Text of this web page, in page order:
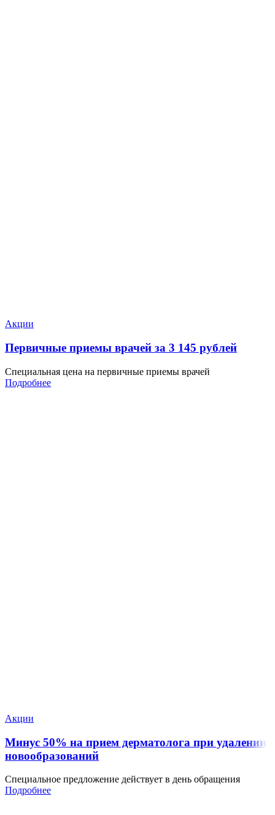
Акции
Первичные приемы врачей за 3 145 рублей
Специальная цена на первичные приемы врачей
Подробнее
Акции
Минус 50% на прием дерматолога при удалении
новообразований
Специальное предложение действует в день обращения
Подробнее